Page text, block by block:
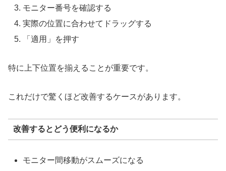
モニター番号を確認する
実際の位置に合わせてドラッグする
「適用」を押す
特に上下位置を揃えることが重要です。
これだけで驚くほど改善するケースがあります。
改善するとどう便利になるか
モニター間移動がスムーズになる